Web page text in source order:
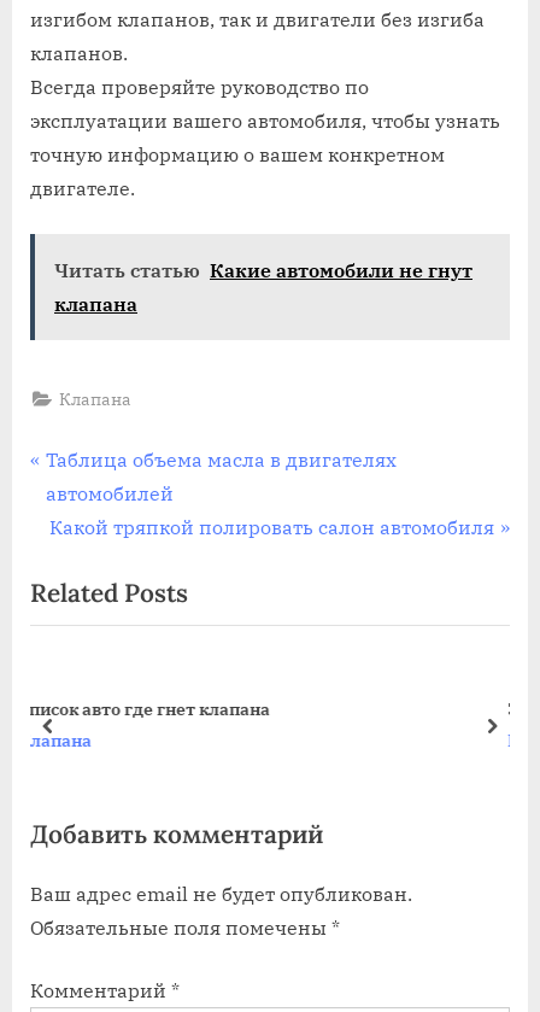
изгибом клапанов, так и двигатели без изгиба
клапанов.
Всегда проверяйте руководство по
эксплуатации вашего автомобиля, чтобы узнать
точную информацию о вашем конкретном
двигателе.
Читать статью Какие автомобили не гнут
клапана
Клапана
Навигация
по
P
r
e
i
o
P
t
Таблица объема масла в двигателях
автомобилей
N
x
t
s
Какой тряпкой полировать салон автомобиля
Related Posts
Электромагнитные клапана для
prev next
Добавить комментарий
Ваш адрес email не будет опубликован.
Обязательные поля помечены *
Комментарий *